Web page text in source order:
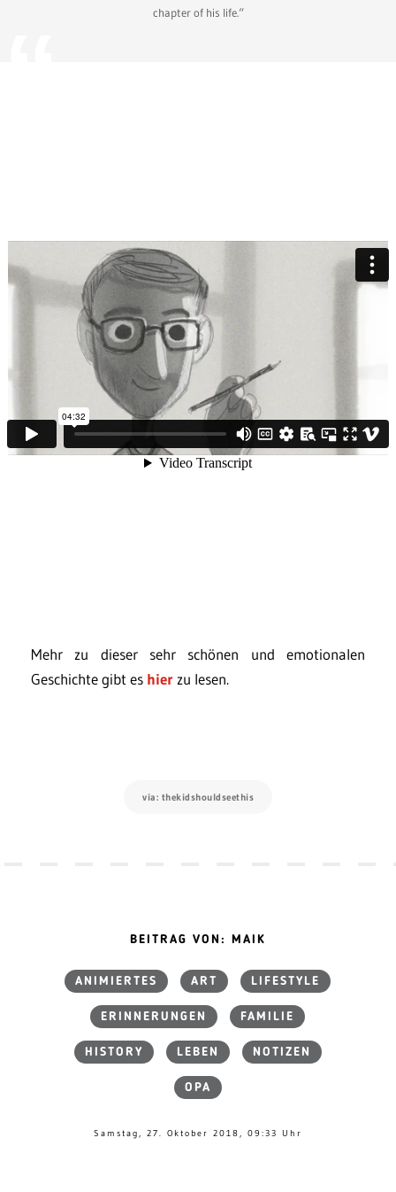
chapter of his life.“
Mehr zu dieser sehr schönen und emotionalen
Geschichte gibt es hierzu lesen.
via: thekidshouldseethis
BEITRAG VON: MAIK
ANIMIERTES ART LIFESTYLE
ERINNERUNGEN FAMILIE
HISTORY LEBEN NOTIZEN
OPA
Samstag, 27. Oktober 2018, 09:33 Uhr